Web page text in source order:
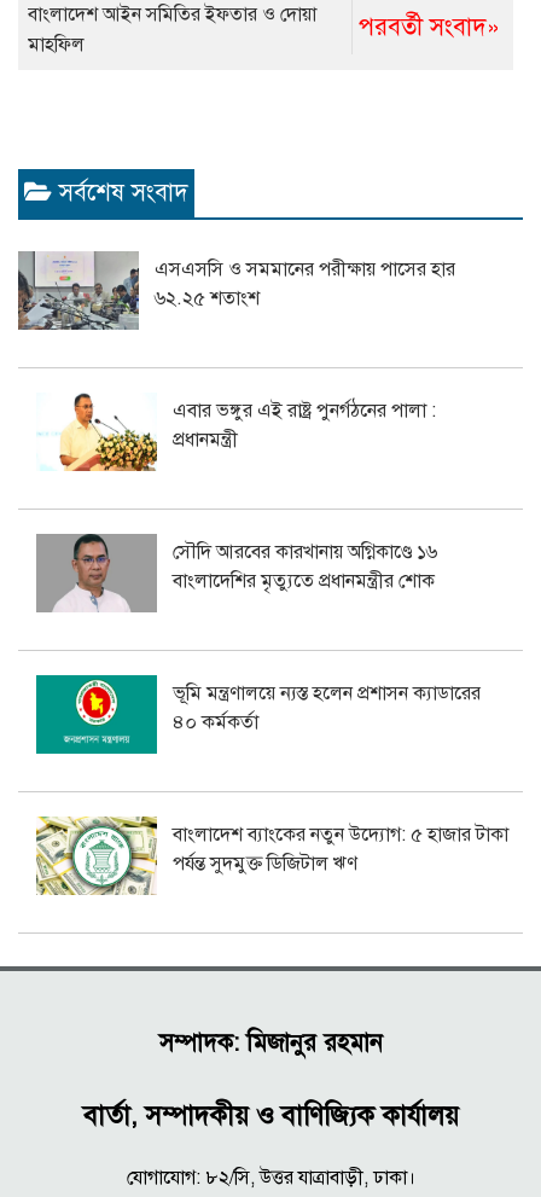
পরবর্তী সংবাদ»
বাংলাদেশ আইন সমিতির ইফতার ও দোয়া
মাহফিল
সর্বশেষ সংবাদ
এসএসসি ও সমমানের পরীক্ষায় পাসের হার
৬২.২৫ শতাংশ
এবার ভঙ্গুর এই রাষ্ট্র পুনর্গঠনের পালা :
প্রধানমন্ত্রী
সৌদি আরবের কারখানায় অগ্নিকাণ্ডে ১৬
বাংলাদেশির মৃত্যুতে প্রধানমন্ত্রীর শোক
ভূমি মন্ত্রণালয়ে ন্যস্ত হলেন প্রশাসন ক্যাডারের
৪০ কর্মকর্তা
বাংলাদেশ ব্যাংকের নতুন উদ্যোগ: ৫ হাজার টাকা
পর্যন্ত সুদমুক্ত ডিজিটাল ঋণ
সম্পাদক: মিজানুর রহমান
বার্তা, সম্পাদকীয় ও বাণিজ্যিক কার্যালয়
যোগাযোগ: ৮২/সি, উত্তর যাত্রাবাড়ী, ঢাকা।